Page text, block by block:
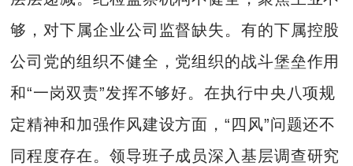
够，对下属企业公司监督缺失。有的下属控股
公司党的组织不健全，党组织的战斗堡垒作用
和“一岗双责”发挥不够好。在执行中央八项规
定精神和加强作风建设方面，“四风”问题还不
同程度存在。领导班子成员深入基层调查研究